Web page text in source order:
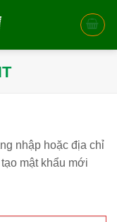
nhập hoặc địa chỉ
mật khẩu mới